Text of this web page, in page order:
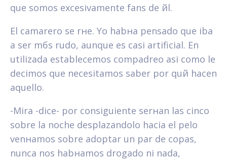
que somos excesivamente fans de йl.
El camarero se rнe. Yo habнa pensado que iba
a ser mбs rudo, aunque es casi artificial. En
utilizada establecemos compadreo asi­ como le
decimos que necesitamos saber por quй hacen
aquello.
-Mira -dice- por consiguiente serнan las cinco
sobre la noche desplazandolo hacia el pelo
venнamos sobre adoptar un par de copas,
nunca nos habнamos drogado ni nada,